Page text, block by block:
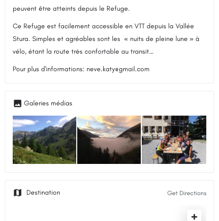
peuvent être atteints depuis le Refuge.
Ce Refuge est facilement accessible en VTT depuis la Vallée
Stura. Simples et agréables sont les « nuits de pleine lune » à
vélo, étant la route très confortable au transit…
Pour plus d'informations: neve.katy@gmail.com
Get Directions